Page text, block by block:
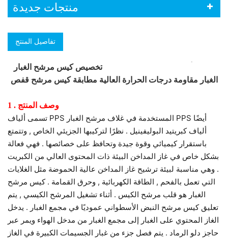
منتجات جديدة
تفاصيل المنتج
تخصيص كيس مرشح الغبار PPS PTFE فرن الأسمنت لمجمع
الغبار مقاومة درجات الحرارة العالية مطابقة كيس مرشح قفص
1 . وصف المنتج
تسمى ألياف PPS المستخدمة في غلاف مرشح الغبار PPS أيضًا
ألياف كبريتيد البوليفينيل . نظرًا لتركيبها الجزيئي الخاص , وتتمتع
باستقرار كيميائي وقوة جيدة وتحافظ على خصائصها . فهي فعالة
بشكل خاص في غاز المداخن البيئة ذات المحتوى العالي من الكبريت
. وهي مناسبة لبيئة ترشيح غاز المداخن عالية الحموضة مثل الغلايات
التي تعمل بالفحم , الطاقة الكهربائية , وحرق القمامة . كيس مرشح
الغبار هو قلب مرشح الكيس . أثناء تشغيل المرشح الكيسي , يتم
تعليق كيس مرشح النبض الأسطواني عموديًا في مجمع الغبار . يدخل
الغاز المحتوي على الغبار إلى مجمع الغبار من مدخل الهواء ويمر عبر
حاجز دلو الرماد . يتم فصل جزء من غبار الجسيمات الكبيرة في الغاز